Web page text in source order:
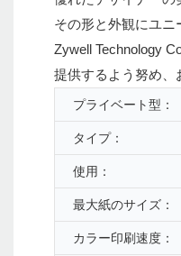
その形と外観にユ
Zywell Technology
提供するよう努め、
プライベート型：
タイプ：
使用：
最大紙のサイズ：
カラー印刷速度：